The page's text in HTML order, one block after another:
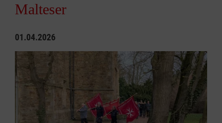
Malteser
01.04.2026